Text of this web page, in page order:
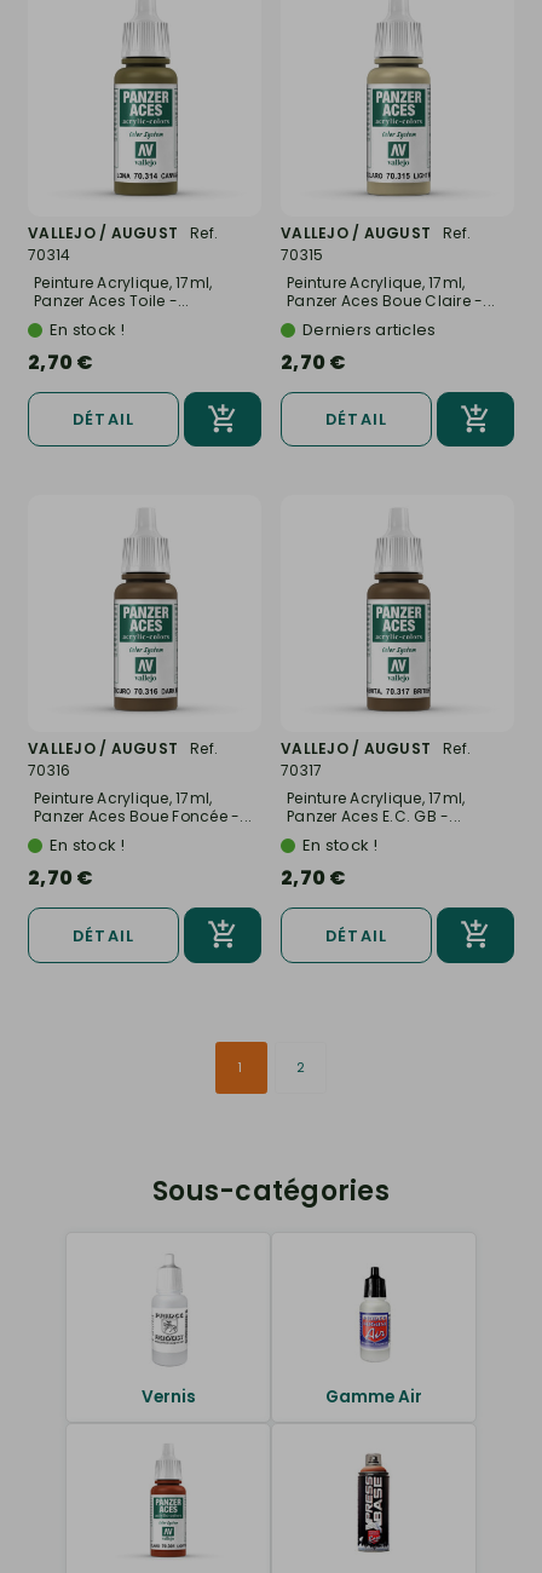
VALLEJO / AUGUST
Ref.
70314
Peinture Acrylique, 17ml,
Panzer Aces Toile -...
En stock !
2,70 €
DÉTAIL
VALLEJO / AUGUST
Ref.
70315
Peinture Acrylique, 17ml,
Panzer Aces Boue Claire -...
Derniers articles
2,70 €
DÉTAIL
VALLEJO / AUGUST
Ref.
70316
Peinture Acrylique, 17ml,
Panzer Aces Boue Foncée -...
En stock !
2,70 €
DÉTAIL
VALLEJO / AUGUST
Ref.
70317
Peinture Acrylique, 17ml,
Panzer Aces E.C. GB -...
En stock !
2,70 €
DÉTAIL
1 2
Sous-catégories
Vernis Gamme Air